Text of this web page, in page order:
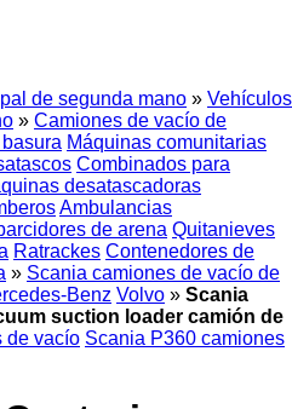
de segunda mano » Vehículos
» Camiones de vacío de
Máquinas comunitarias
Combinados para
desatascadoras
Ambulancias
de arena Quitanieves
Ratrackes Contenedores de
» Scania camiones de vacío de
Benz Volvo » Scania
suction loader camión de
de vacío Scania P360 camiones